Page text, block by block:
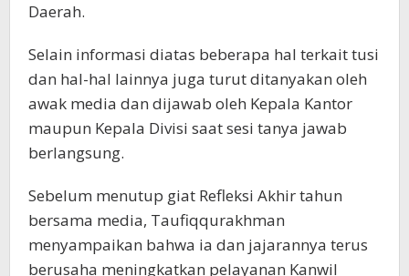
Daerah.
Selain informasi diatas beberapa hal terkait tusi
dan hal-hal lainnya juga turut ditanyakan oleh
awak media dan dijawab oleh Kepala Kantor
maupun Kepala Divisi saat sesi tanya jawab
berlangsung.
Sebelum menutup giat Refleksi Akhir tahun
bersama media, Taufiqqurakhman
menyampaikan bahwa ia dan jajarannya terus
berusaha meningkatkan pelayanan Kanwil